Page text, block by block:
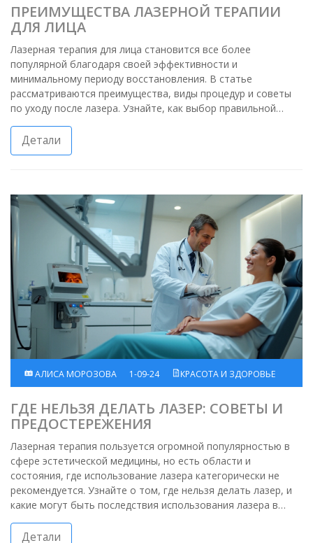
ПРЕИМУЩЕСТВА ЛАЗЕРНОЙ ТЕРАПИИ
ДЛЯ ЛИЦА
Лазерная терапия для лица становится все более
популярной благодаря своей эффективности и
минимальному периоду восстановления. В статье
рассматриваются преимущества, виды процедур и советы
по уходу после лазера. Узнайте, как выбор правильной
лазерной терапии может улучшить состояние вашей кожи и
вернуть ей молодость и сияние.
Детали
АЛИСА МОРОЗОВА 1-09-24 КРАСОТА И ЗДОРОВЬЕ
ГДЕ НЕЛЬЗЯ ДЕЛАТЬ ЛАЗЕР: СОВЕТЫ И
ПРЕДОСТЕРЕЖЕНИЯ
Лазерная терапия пользуется огромной популярностью в
сфере эстетической медицины, но есть области и
состояния, где использование лазера категорически не
рекомендуется. Узнайте о том, где нельзя делать лазер, и
какие могут быть последствия использования лазера в
неподходящих условиях.
Детали